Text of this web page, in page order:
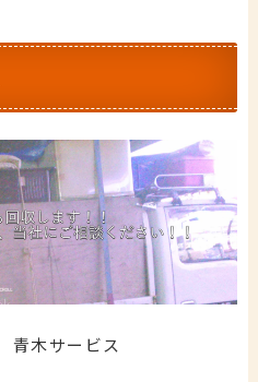
青木サービス